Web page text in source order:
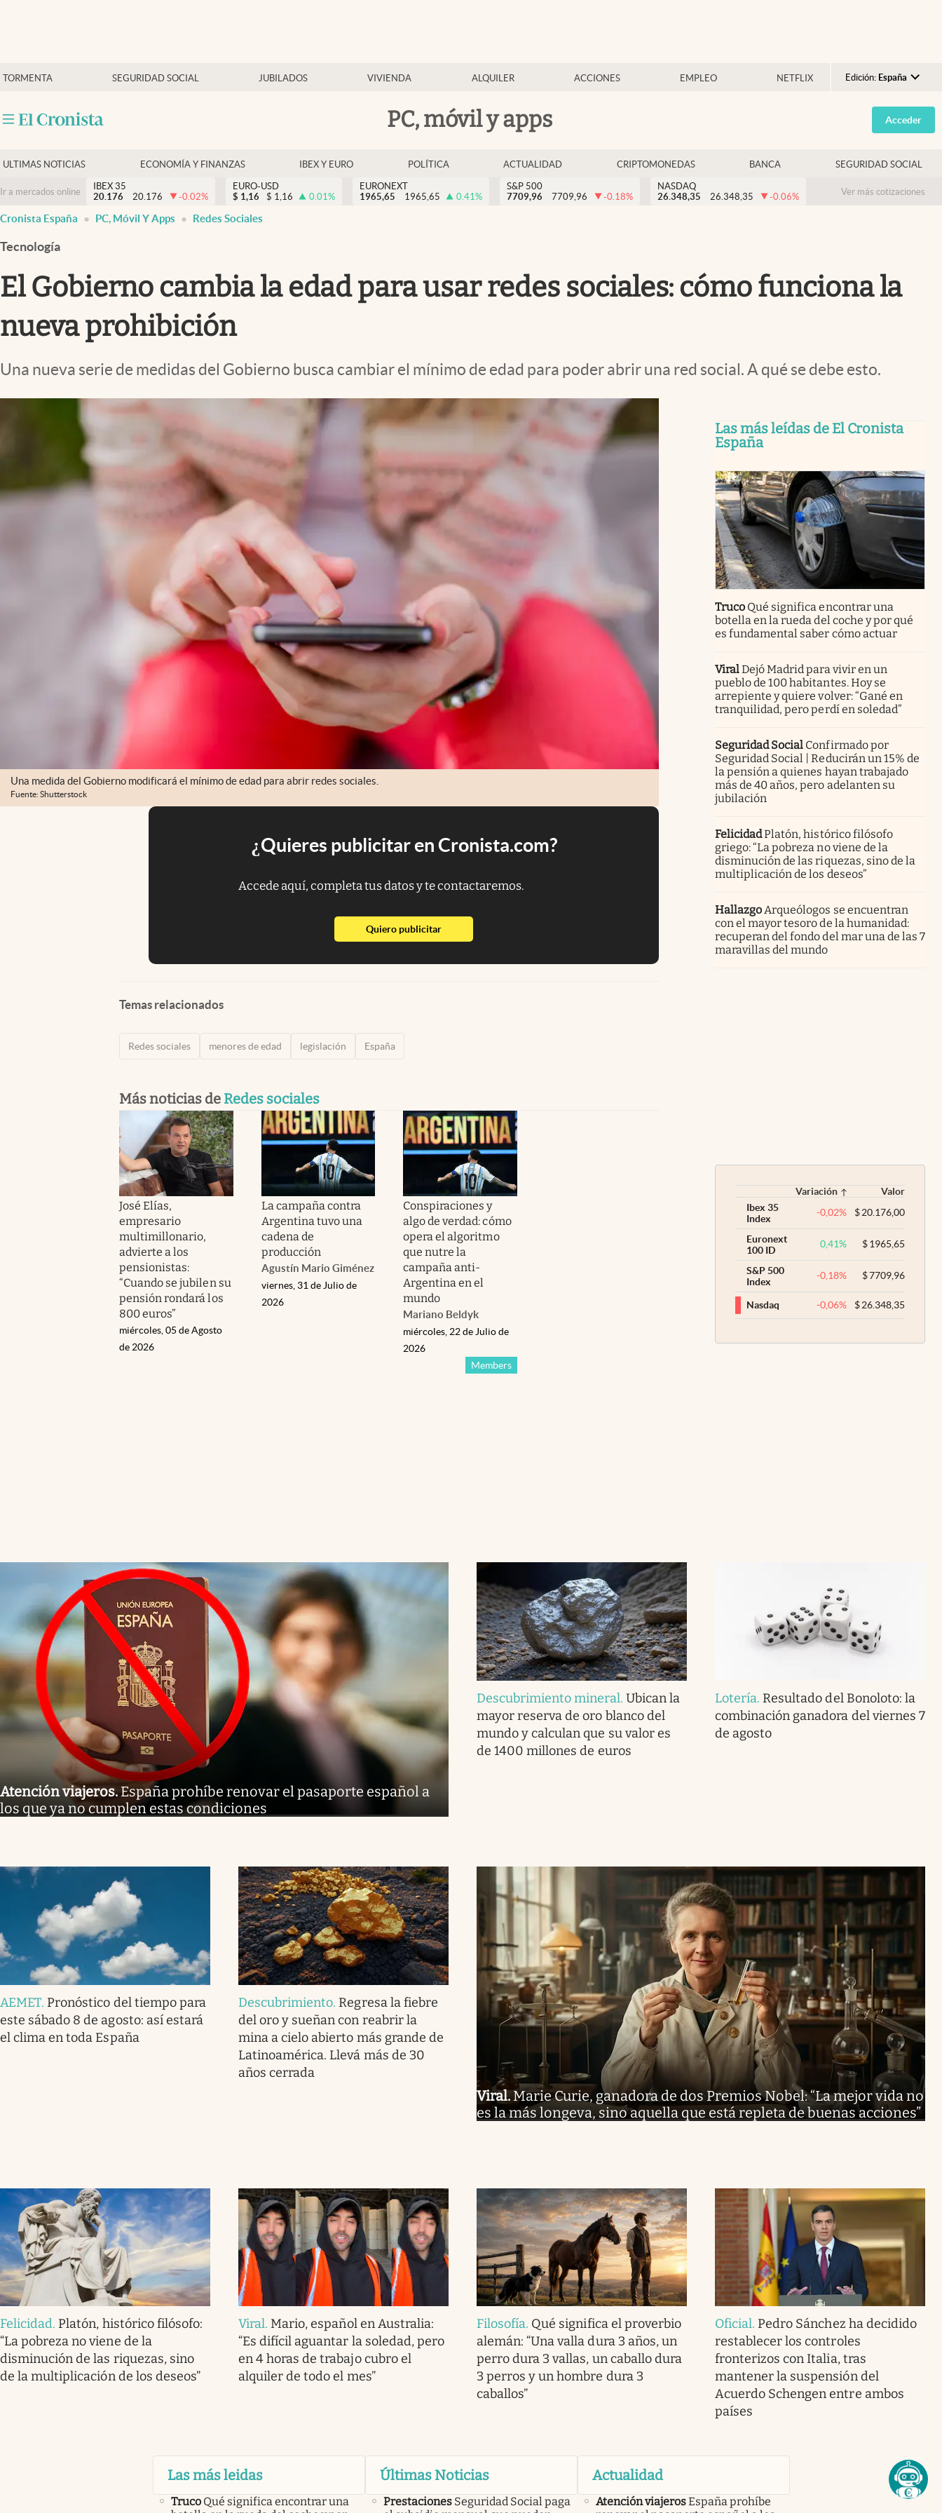
TORMENTA SEGURIDAD SOCIAL JUBILADOS VIVIENDA ALQUILER ACCIONES EMPLEO NETFLIX Edición: España
Argentina
España
USA
Colombia
PC, móvil y apps
Economía y finanzas
Criptomonedas
Acceder
ULTIMAS NOTICIAS ECONOMÍA Y FINANZAS IBEX Y EURO POLÍTICA ACTUALIDAD CRIPTOMONEDAS BANCA SEGURIDAD SOCIAL
Ir a mercados online
IBEX 35
20.176
20.176 -0.02%
EURO-USD
$ 1,16 $ 1,16 0.01%
EURONEXT
1965,65
1965,65 0.41%
S&P 500
7709,96
7709,96 -0.18%
NASDAQ
26.348,35
26.348,35 -0.06% Ver más cotizaciones
Cronista España PC, Móvil Y Apps Redes Sociales
Tecnología
El Gobierno cambia la edad para usar redes sociales: cómo funciona la
nueva prohibición
Una nueva serie de medidas del Gobierno busca cambiar el mínimo de edad para poder abrir una red social. A qué se debe esto.
Una medida del Gobierno modificará el mínimo de edad para abrir redes sociales.
Fuente: Shutterstock
¿Quieres publicitar en Cronista.com?
Accede aquí, completa tus datos y te contactaremos.
Quiero publicitarabre en nueva pestaña
Temas relacionados
Redes sociales menores de edad legislación España
Más noticias de Redes sociales
José Elías,
empresario
multimillonario,
advierte a los
pensionistas:
“Cuando se jubilen su
pensión rondará los
800 euros”
miércoles, 05 de Agosto
de 2026
La campaña contra
Argentina tuvo una
cadena de
producción
Agustín Mario Giménez
viernes, 31 de Julio de
2026
Conspiraciones y
algo de verdad: cómo
opera el algoritmo
que nutre la
campaña anti-
Argentina en el
mundo
Mariano Beldyk
Members
miércoles, 22 de Julio de
2026
Las más leídas de El Cronista
España
Truco Qué significa encontrar una
botella en la rueda del coche y por qué
es fundamental saber cómo actuar
ViralDejó Madrid para vivir en un
pueblo de 100 habitantes. Hoy se
arrepiente y quiere volver: “Gané en
tranquilidad, pero perdí en soledad”
Seguridad Social Confirmado por
Seguridad Social | Reducirán un 15% de
la pensión a quienes hayan trabajado
más de 40 años, pero adelanten su
jubilación
FelicidadPlatón, histórico filósofo
griego: “La pobreza no viene de la
disminución de las riquezas, sino de la
multiplicación de los deseos”
HallazgoArqueólogos se encuentran
con el mayor tesoro de la humanidad:
recuperan del fondo del mar una de las 7
maravillas del mundo
Variación
Valor
Ibex 35
Index
-0,02% $20.176,00
Euronext
100 ID
0,41% $1965,65
S&P 500
Index
-0,18% $7709,96
Nasdaq -0,06% $26.348,35
Atención viajeros.España prohíbe renovar el pasaporte español a
los que ya no cumplen estas condiciones
Descubrimiento mineral. Ubican la
mayor reserva de oro blanco del
mundo y calculan que su valor es
de 1400 millones de euros
Lotería. Resultado del Bonoloto: la
combinación ganadora del viernes 7
de agosto
AEMET. Pronóstico del tiempo para
este sábado 8 de agosto: así estará
el clima en toda España
Descubrimiento. Regresa la fiebre
del oro y sueñan con reabrir la
mina a cielo abierto más grande de
Latinoamérica. Llevá más de 30
años cerrada
Viral. Marie Curie, ganadora de dos Premios Nobel: “La mejor vida no
es la más longeva, sino aquella que está repleta de buenas acciones”
Felicidad. Platón, histórico filósofo:
“La pobreza no viene de la
disminución de las riquezas, sino
de la multiplicación de los deseos”
Viral. Mario, español en Australia:
“Es difícil aguantar la soledad, pero
en 4 horas de trabajo cubro el
alquiler de todo el mes”
Filosofía. Qué significa el proverbio
alemán: “Una valla dura 3 años, un
perro dura 3 vallas, un caballo dura
3 perros y un hombre dura 3
caballos”
Oficial. Pedro Sánchez ha decidido
restablecer los controles
fronterizos con Italia, tras
mantener la suspensión del
Acuerdo Schengen entre ambos
países
Las más leidas
Truco Qué significa encontrar una
Últimas Noticias
Prestaciones Seguridad Social paga
Actualidad
Atención viajerosEspaña prohíbe